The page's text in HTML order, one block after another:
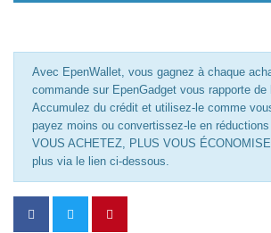
Avec EpenWallet, vous gagnez à chaque
commande sur EpenGadget vous rapporte de
Accumulez du crédit et utilisez-le comme
payez moins ou convertissez-le en
VOUS ACHETEZ, PLUS VOUS
plus via le lien ci-dessous.